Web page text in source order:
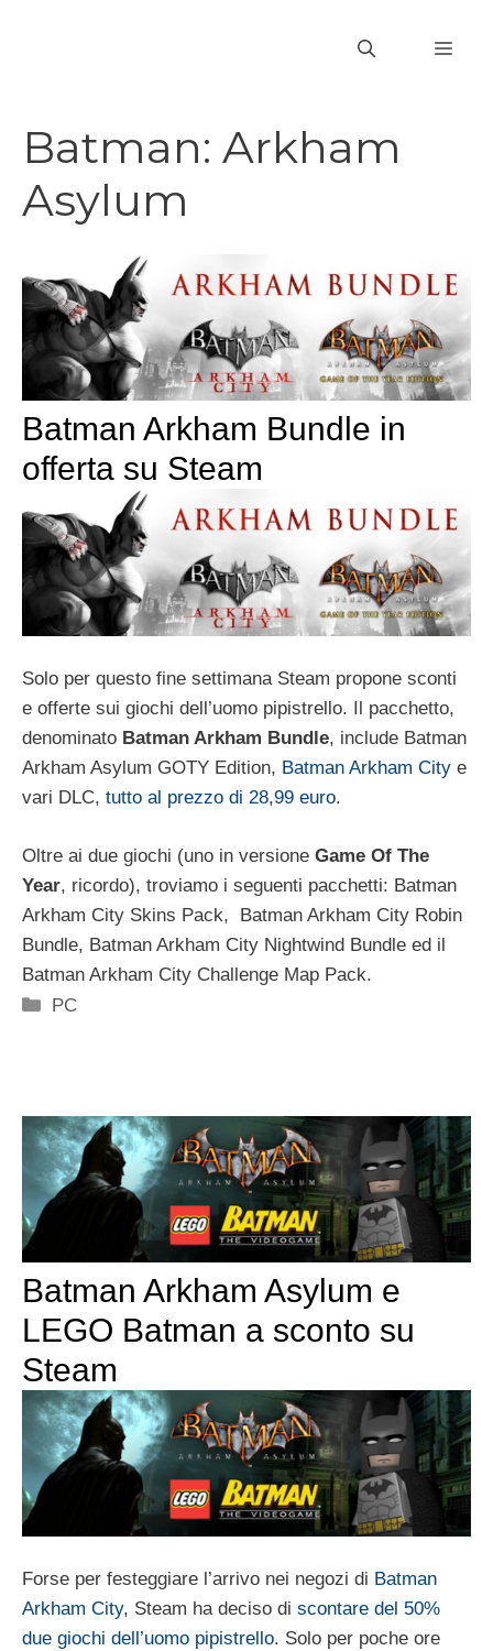
Batman: Arkham
Asylum
Batman Arkham Bundle in
offerta su Steam
Solo per questo fine settimana Steam propone sconti
e offerte sui giochi dell’uomo pipistrello. Il pacchetto,
denominato Batman Arkham Bundle, include Batman
Arkham Asylum GOTY Edition, Batman Arkham City e
vari DLC, tutto al prezzo di 28,99 euro.
Oltre ai due giochi (uno in versione Game Of The
Year, ricordo), troviamo i seguenti pacchetti: Batman
Arkham City Skins Pack, Batman Arkham City Robin
Bundle, Batman Arkham City Nightwind Bundle ed il
Batman Arkham City Challenge Map Pack.
Categorie
PC
Batman Arkham Asylum e
LEGO Batman a sconto su
Steam
Forse per festeggiare l’arrivo nei negozi di Batman
Arkham City, Steam ha deciso di scontare del 50%
due giochi dell’uomo pipistrello. Solo per poche ore